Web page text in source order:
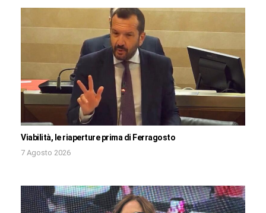
Viabilità, le riaperture prima di Ferragosto
7 Agosto 2026